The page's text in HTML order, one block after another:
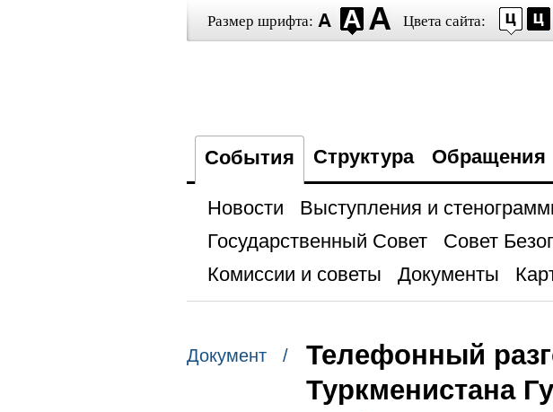
Размер шрифта: Цвета сайта:
События Структура Обращения
Новости Выступления и
Государственный Совет
Совет
Комиссии и советы
Документы
Документ /
Телефонный
Туркменистана